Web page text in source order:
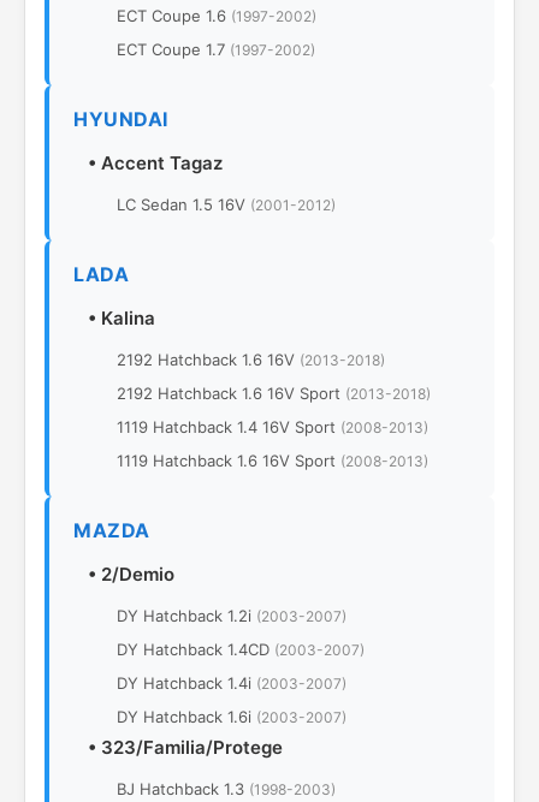
ECT Coupe 1.6 (1997-2002)
ECT Coupe 1.7 (1997-2002)
HYUNDAI
• Accent Tagaz
LC Sedan 1.5 16V (2001-2012)
LADA
• Kalina
2192 Hatchback 1.6 16V (2013-2018)
2192 Hatchback 1.6 16V Sport (2013-2018)
1119 Hatchback 1.4 16V Sport (2008-2013)
1119 Hatchback 1.6 16V Sport (2008-2013)
MAZDA
• 2/Demio
DY Hatchback 1.2i (2003-2007)
DY Hatchback 1.4CD (2003-2007)
DY Hatchback 1.4i (2003-2007)
DY Hatchback 1.6i (2003-2007)
• 323/Familia/Protege
BJ Hatchback 1.3 (1998-2003)